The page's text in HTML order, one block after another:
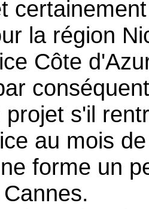
la région
Côte
projet s'il
au mois
forme un